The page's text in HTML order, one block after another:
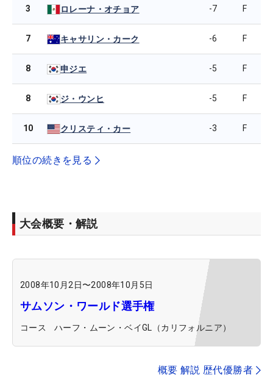
3 ロレーナ・オチョア -7 F
7 キャサリン・カーク -6 F
8 申ジエ -5 F
8 ジ・ウンヒ -5 F
10 クリスティ・カー -3 F
順位の続きを見る
大会概要・解説
2008年10月2日〜2008年10月5日
サムソン・ワールド選手権
コース ハーフ・ムーン・ベイGL（カリフォルニア）
概要 解説 歴代優勝者